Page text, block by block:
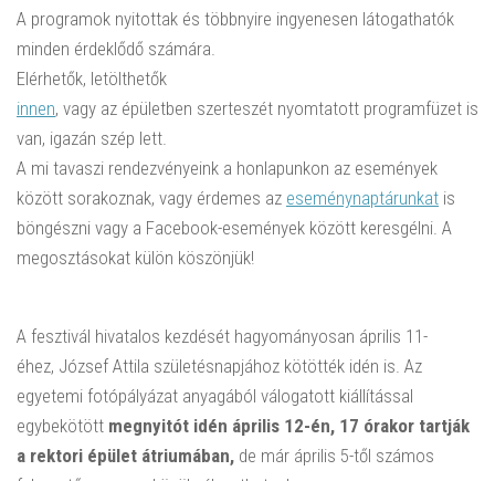
A programok nyitottak és többnyire ingyenesen látogathatók
minden érdeklődő számára.
Elérhetők, letölthetők
innen, vagy az épületben szerteszét nyomtatott programfüzet is
van, igazán szép lett.
A mi tavaszi rendezvényeink a honlapunkon az események
között sorakoznak, vagy érdemes az eseménynaptárunkat is
böngészni vagy a Facebook-események között keresgélni. A
megosztásokat külön köszönjük!
A fesztivál hivatalos kezdését hagyományosan április 11-
éhez, József Attila születésnapjához kötötték idén is. Az
egyetemi fotópályázat anyagából válogatott kiállítással
egybekötött megnyitót idén április 12-én, 17 órakor tartják
a rektori épület átriumában, de már április 5-től számos